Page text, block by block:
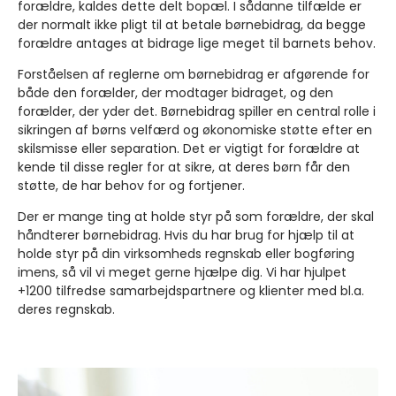
forældre, kaldes dette delt bopæl. I sådanne tilfælde er
der normalt ikke pligt til at betale børnebidrag, da begge
forældre antages at bidrage lige meget til barnets behov.
Forståelsen af reglerne om børnebidrag er afgørende for
både den forælder, der modtager bidraget, og den
forælder, der yder det. Børnebidrag spiller en central rolle i
sikringen af børns velfærd og økonomiske støtte efter en
skilsmisse eller separation. Det er vigtigt for forældre at
kende til disse regler for at sikre, at deres børn får den
støtte, de har behov for og fortjener.
Der er mange ting at holde styr på som forældre, der skal
håndterer børnebidrag. Hvis du har brug for hjælp til at
holde styr på din virksomheds regnskab eller bogføring
imens, så vil vi meget gerne hjælpe dig. Vi har hjulpet
+1200 tilfredse samarbejdspartnere og klienter med bl.a.
deres regnskab.